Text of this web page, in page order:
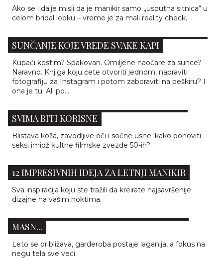
Ako se i dalje misli da je manikir samo „usputna sitnica“ u
celom bridal looku – vreme je za mali reality check.
SUNČANJE KOJE VREDE SVAKE KAPI
Kupaći kostim? Spakovan. Omiljene naočare za sunce?
Naravno. Knjiga koju ćete otvoriti jednom, napraviti
fotografiju za Instagram i potom zaboraviti na peškiru? I
ona je tu. Ali po...
SVIMA BITI KORISNE
Blistava koža, zavodljive oči i sočne usne: kako ponoviti
seksi imidž kultne filmske zvezde 50-ih?
12 IMPRESIVNIH IDEJA ZA LETNJI MANIKIR
Sva inspiracija koju ste tražili da kreirate najsavršenije
dizajne na vašim noktima.
PROJEKAT RAVNOG STOMAKA: 5 KREMA ZA
MASN...
Leto se približava, garderoba postaje laganija, a fokus na
negu tela sve veći.